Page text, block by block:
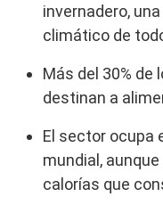
invernadero,
climático de
Más del 30% de
destinan a
El sector ocupa
mundial,
calorías que